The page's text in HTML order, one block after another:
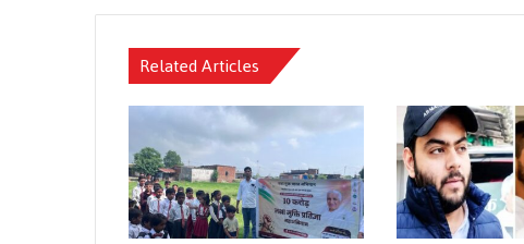
Related Articles